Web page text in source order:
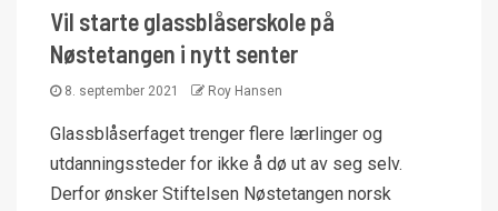
Vil starte glassblåserskole på
Nøstetangen i nytt senter
8. september 2021 Roy Hansen
Glassblåserfaget trenger flere lærlinger og
utdanningssteder for ikke å dø ut av seg selv.
Derfor ønsker Stiftelsen Nøstetangen norsk